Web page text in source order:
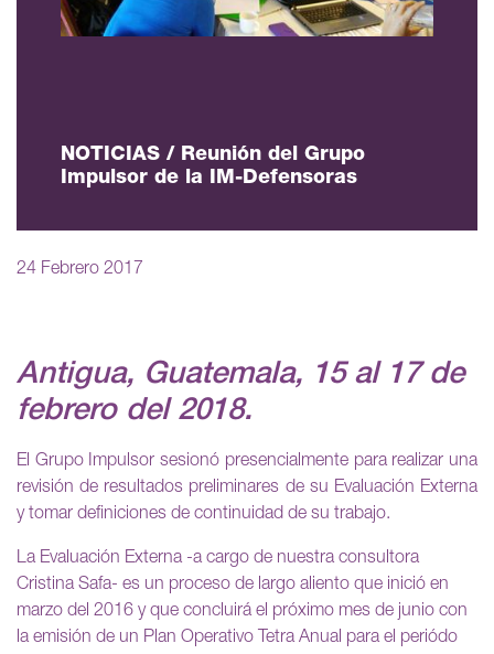
NOTICIAS / Reunión del Grupo
Impulsor de la IM-Defensoras
24 Febrero 2017
Antigua, Guatemala, 15 al 17 de
febrero del 2018.
El Grupo Impulsor sesionó presencialmente para realizar una
revisión de resultados preliminares de su Evaluación Externa
y tomar definiciones de continuidad de su trabajo.
La Evaluación Externa -a cargo de nuestra consultora
Cristina Safa- es un proceso de largo aliento que inició en
marzo del 2016 y que concluirá el próximo mes de junio con
la emisión de un Plan Operativo Tetra Anual para el periódo